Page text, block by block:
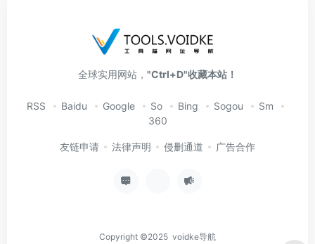
全球实用网站， "Ctrl+D"收藏本站！
RSS Baidu Google So Bing Sogou
Sm
360
友链申请 法律声明 侵删通道 广告合作
Copyright ©2025 voidke导航